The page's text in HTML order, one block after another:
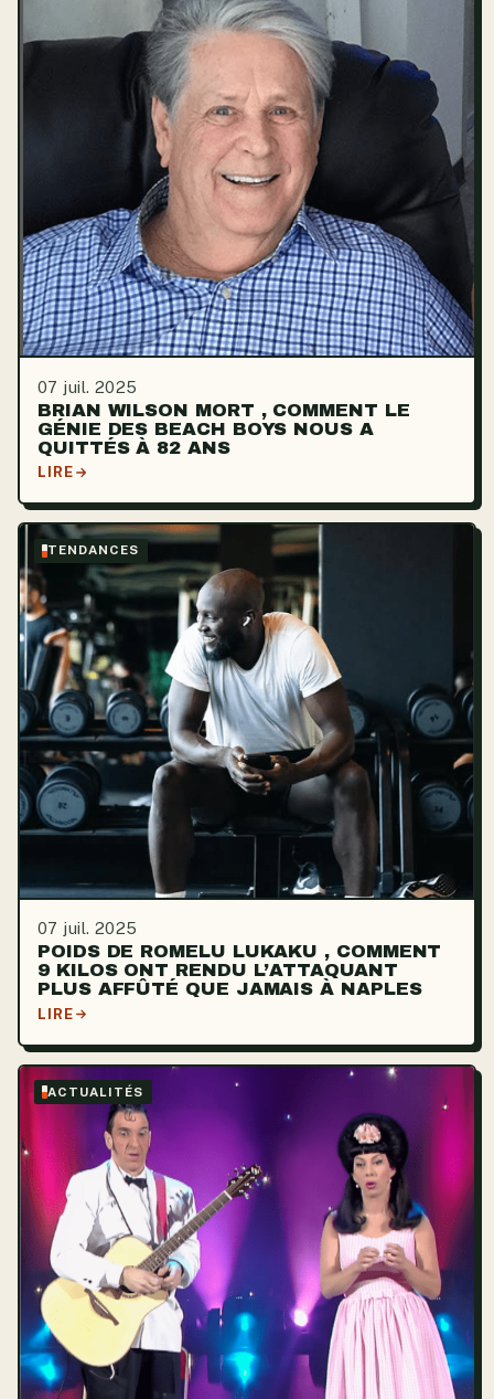
07 juil. 2025
BRIAN WILSON MORT , COMMENT LE
GÉNIE DES BEACH BOYS NOUS A
QUITTÉS À 82 ANS
LIRE
TENDANCES
07 juil. 2025
POIDS DE ROMELU LUKAKU , COMMENT
9 KILOS ONT RENDU L’ATTAQUANT
PLUS AFFÛTÉ QUE JAMAIS À NAPLES
LIRE
ACTUALITÉS